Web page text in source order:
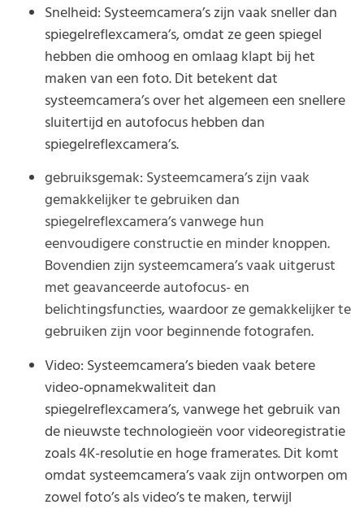
Snelheid: Systeemcamera’s zijn vaak sneller dan
spiegelreflexcamera’s, omdat ze geen spiegel
hebben die omhoog en omlaag klapt bij het
maken van een foto. Dit betekent dat
systeemcamera’s over het algemeen een snellere
sluitertijd en autofocus hebben dan
spiegelreflexcamera’s.
gebruiksgemak: Systeemcamera’s zijn vaak
gemakkelijker te gebruiken dan
spiegelreflexcamera’s vanwege hun
eenvoudigere constructie en minder knoppen.
Bovendien zijn systeemcamera’s vaak uitgerust
met geavanceerde autofocus- en
belichtingsfuncties, waardoor ze gemakkelijker te
gebruiken zijn voor beginnende fotografen.
Video: Systeemcamera’s bieden vaak betere
video-opnamekwaliteit dan
spiegelreflexcamera’s, vanwege het gebruik van
de nieuwste technologieën voor videoregistratie
zoals 4K-resolutie en hoge framerates. Dit komt
omdat systeemcamera’s vaak zijn ontworpen om
zowel foto’s als video’s te maken, terwijl